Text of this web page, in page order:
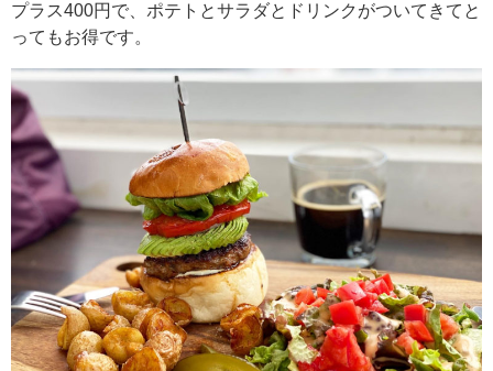
プラス400円で、ポテトとサラダとドリンクがついてきてと
ってもお得です。